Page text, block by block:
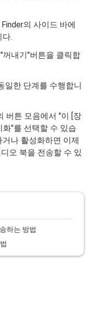
의 사이드 바에
.
꺼내기"버튼을 클릭합
일한 단계를 수행합니
버튼 모음에서 "이 [장
"를 선택할 수 있습
나 활성화하면 이제
오 북을 전송할 수 있
하는 방법